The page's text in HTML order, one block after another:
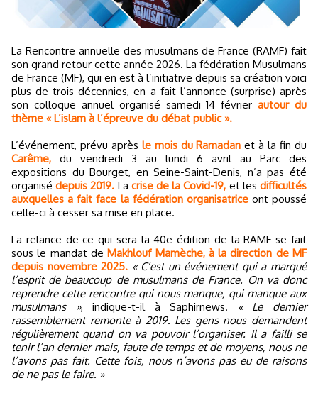
La Rencontre annuelle des musulmans de France (RAMF) fait
son grand retour cette année 2026. La fédération Musulmans
de France (MF), qui en est à l’initiative depuis sa création voici
plus de trois décennies, en a fait l’annonce (surprise) après
son colloque annuel organisé samedi 14 févrierautour du
thème « L’islam à l’épreuve du débat public ».
L’événement, prévu après le mois du Ramadan et à la fin du
Carême, du vendredi 3 au lundi 6 avril au Parc des
expositions du Bourget, en Seine-Saint-Denis, n’a pas été
organisédepuis 2019. La crise de la Covid-19, et lesdifficultés
auxquelles a fait face la fédération organisatriceont poussé
celle-ci à cesser sa mise en place.
La relance de ce qui sera la 40e édition de la RAMF se fait
sous le mandat deMakhlouf Mamèche, à la direction de MF
depuis novembre 2025. « C’est un événement qui a marqué
l’esprit de beaucoup de musulmans de France. On va donc
reprendre cette rencontre qui nous manque, qui manque aux
musulmans », indique-t-il à Saphirnews.
« Le dernier
rassemblement remonte à 2019. Les gens nous demandent
régulièrement quand on va pouvoir l’organiser. Il a failli se
tenir l’an dernier mais, faute de temps et de moyens, nous ne
l’avons pas fait. Cette fois, nous n’avons pas eu de raisons
de ne pas le faire. »